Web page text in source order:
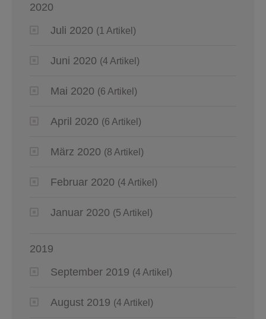
2020
Juli 2020 (1 Artikel)
Juni 2020 (4 Artikel)
Mai 2020 (6 Artikel)
April 2020 (6 Artikel)
März 2020 (8 Artikel)
Februar 2020 (4 Artikel)
Januar 2020 (5 Artikel)
2019
September 2019 (4 Artikel)
August 2019 (4 Artikel)